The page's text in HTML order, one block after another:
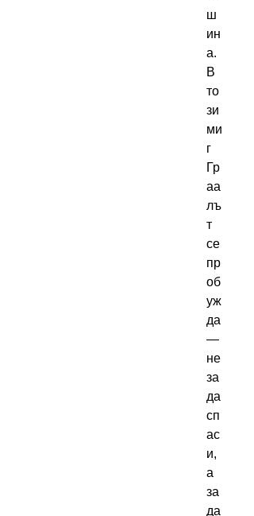
ш
ин
а.
В
то
зи
ми
г
Гр
аа
лъ
т
се
пр
об
уж
да
—
не
за
да
сп
ас
и,
а
за
да